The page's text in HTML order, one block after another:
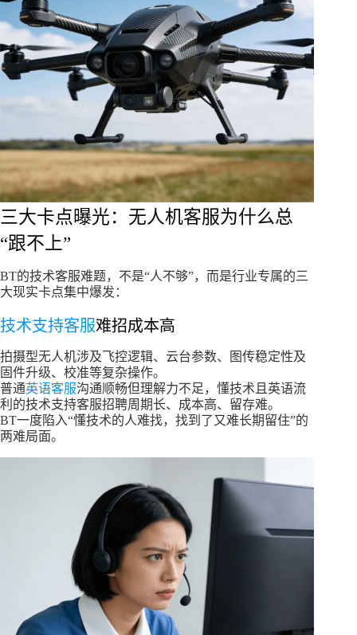
三大卡点曝光：无人机客服为什么总
“跟不上”
BT的技术客服难题，不是“人不够”，而是行业专属的三
大现实卡点集中爆发：
技术支持客服难招成本高
拍摄型无人机涉及飞控逻辑、云台参数、图传稳定性及
固件升级、校准等复杂操作。
普通英语客服沟通顺畅但理解力不足，懂技术且英语流
利的技术支持客服招聘周期长、成本高、留存难。
BT一度陷入“懂技术的人难找，找到了又难长期留住”的
两难局面。